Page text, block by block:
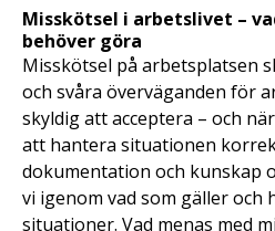
Misskötsel i arbetslivet –
behöver göra
Misskötsel på arbetsplatsen
och svåra överväganden för
skyldig att acceptera – och
att hantera situationen
dokumentation och kunskap
vi igenom vad som gäller och
situationer. Vad menas med